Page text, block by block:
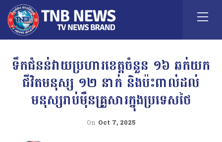
ទឹកជំនន់វាយប្រហារខេត្តចំនួន ១៦ ឆក់យក
ជីវិតមនុស្ស ១២ នាក់ និងប៉ះពាល់ដល់
មនុស្សរាប់ម៉ឺនគ្រួសារក្នុងប្រទេសថៃ
On Oct 7, 2025